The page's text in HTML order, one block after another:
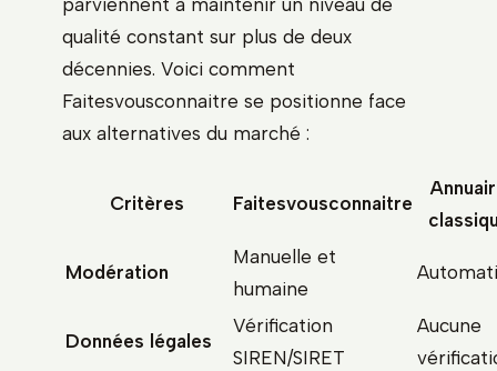
parviennent à maintenir un niveau de
qualité constant sur plus de deux
décennies. Voici comment
Faitesvousconnaitre se positionne face
aux alternatives du marché :
Critères Faitesvousconnaitre
Modération
Manuelle et
humaine
Données légales
Vérification
SIREN/SIRET
Aucune